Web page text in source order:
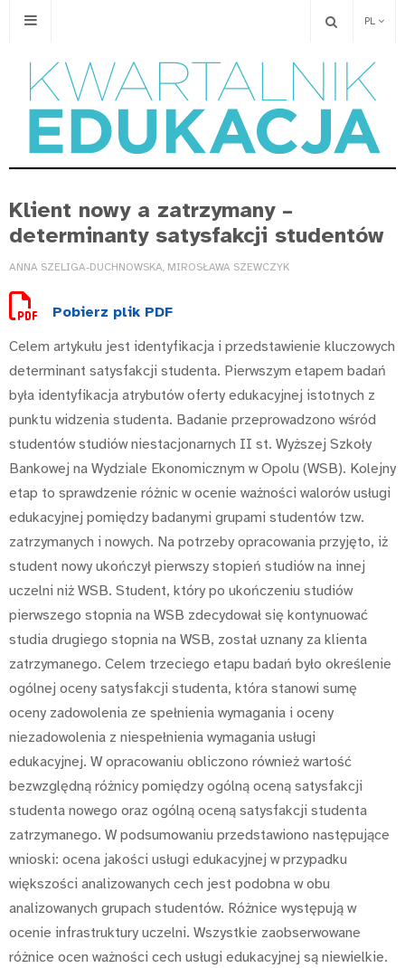
PL
Klient nowy a zatrzymany –
determinanty satysfakcji studentów
ANNA SZELIGA-DUCHNOWSKA, MIROSŁAWA SZEWCZYK
Pobierz plik PDF
Celem artykułu jest identyfikacja i przedstawienie kluczowych
determinant satysfakcji studenta. Pierwszym etapem badań
była identyfikacja atrybutów oferty edukacyjnej istotnych z
punktu widzenia studenta. Badanie przeprowadzono wśród
studentów studiów niestacjonarnych II st. Wyższej Szkoły
Bankowej na Wydziale Ekonomicznym w Opolu (WSB). Kolejny
etap to sprawdzenie różnic w ocenie ważności walorów usługi
edukacyjnej pomiędzy badanymi grupami studentów tzw.
zatrzymanych i nowych. Na potrzeby opracowania przyjęto, iż
student nowy ukończył pierwszy stopień studiów na innej
uczelni niż WSB. Student, który po ukończeniu studiów
pierwszego stopnia na WSB zdecydował się kontynuować
studia drugiego stopnia na WSB, został uznany za klienta
zatrzymanego. Celem trzeciego etapu badań było określenie
ogólnej oceny satysfakcji studenta, która stanowi sumę
oceny zadowolenia ze spełnienia wymagania i oceny
niezadowolenia z niespełnienia wymagania usługi
edukacyjnej. W opracowaniu obliczono również wartość
bezwzględną różnicy pomiędzy ogólną oceną satysfakcji
studenta nowego oraz ogólną oceną satysfakcji studenta
zatrzymanego. W podsumowaniu przedstawiono następujące
wnioski: ocena jakości usługi edukacyjnej w przypadku
większości analizowanych cech jest podobna w obu
analizowanych grupach studentów. Różnice występują w
ocenie infrastruktury uczelni. Wszystkie zaobserwowane
różnice ocen ważności cech usługi edukacyjnej są niewielkie.